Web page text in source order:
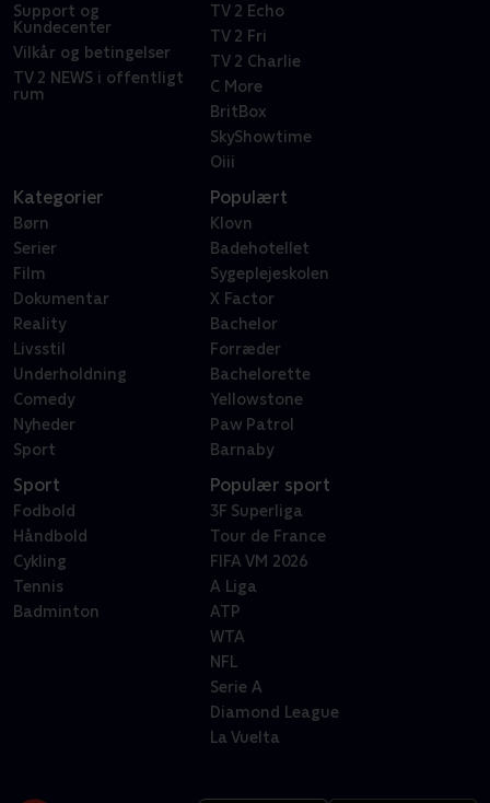
Support og
Kundecenter
Vilkår og betingelser
TV 2 NEWS i offentligt
rum
TV 2 Echo
TV 2 Fri
TV 2 Charlie
C More
BritBox
SkyShowtime
Oiii
Kategorier
Børn
Serier
Film
Dokumentar
Reality
Livsstil
Underholdning
Comedy
Nyheder
Sport
Populært
Klovn
Badehotellet
Sygeplejeskolen
X Factor
Bachelor
Forræder
Bachelorette
Yellowstone
Paw Patrol
Barnaby
Sport
Fodbold
Håndbold
Cykling
Tennis
Badminton
Populær sport
3F Superliga
Tour de France
FIFA VM 2026
A Liga
ATP
WTA
NFL
Serie A
Diamond League
La Vuelta